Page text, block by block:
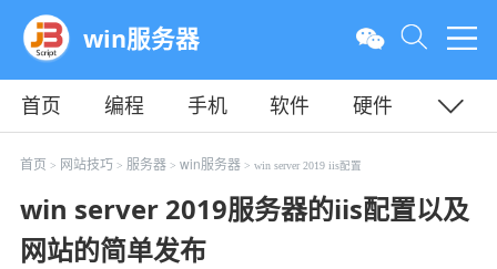
win服务器
首页 编程 手机 软件
硬件
教程
平面 服务器
首页 > 网站技巧 > 服务器> win服务器> win server 2019 iis配置
win server 2019服务器的iis配置以及
网站的简单发布